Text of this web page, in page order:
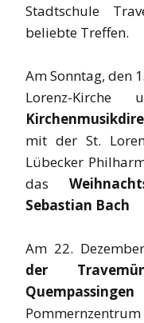
Stadtschule
beliebte Treffen.
Am Sonntag, den
Lorenz-
mit der St.
Lübecker
das
Sebastian Bach
Am 22.
der
Quempassingen
Pommernzentrum